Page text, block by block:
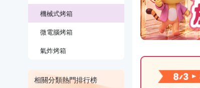
機械式烤箱
微電腦烤箱
氣炸烤箱
相關分類熱門排行榜